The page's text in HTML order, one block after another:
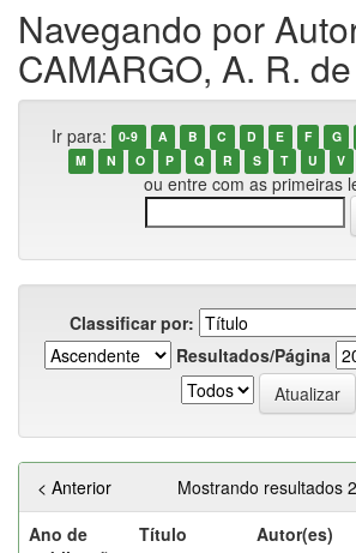
Navegando por
CAMARGO, A. R. de
Ir para: 0-9 A B C D E F G
M
N O P Q R S T U V
ou entre com as primeiras
Classificar por:
Resultados/Página
Mostrando resultados
< Anterior
Ano de
Título Autor(es)